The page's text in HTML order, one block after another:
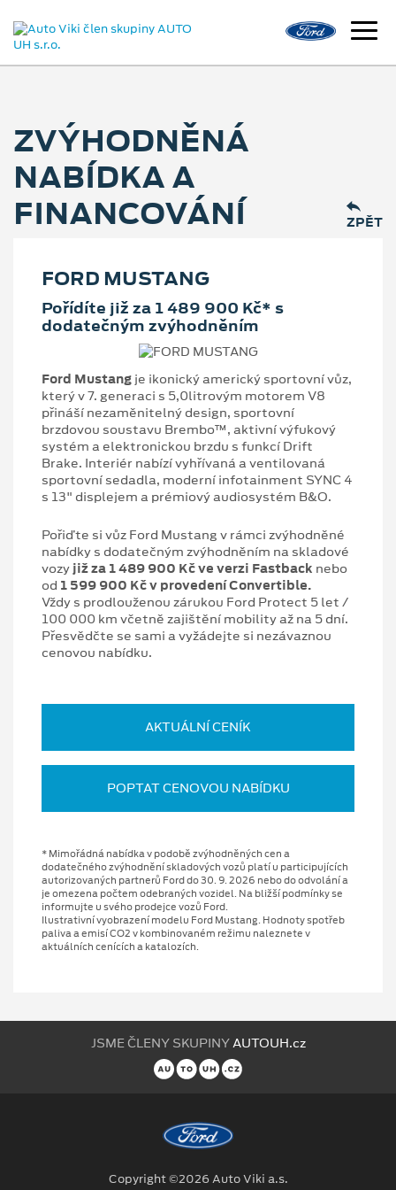
ZVÝHODNĚNÁ
NABÍDKA A
FINANCOVÁNÍ
ZPĚT
FORD MUSTANG
Pořídíte již za 1 489 900 Kč* s
dodatečným zvýhodněním
Ford Mustang je ikonický americký sportovní vůz,
který v 7. generaci s 5,0litrovým motorem V8
přináší nezaměnitelný design, sportovní
brzdovou soustavu Brembo™, aktivní výfukový
systém a elektronickou brzdu s funkcí Drift
Brake. Interiér nabízí vyhřívaná a ventilovaná
sportovní sedadla, moderní infotainment SYNC 4
s 13" displejem a prémiový audiosystém B&O.
Pořiďte si vůz Ford Mustang v rámci zvýhodněné
nabídky s dodatečným zvýhodněním na skladové
vozyjiž za 1 489 900 Kč ve verzi Fastback nebo
od 1 599 900 Kč v provedení Convertible.
Vždy s prodlouženou zárukou Ford Protect 5 let /
100 000 km včetně zajištění mobility až na 5 dní.
Přesvědčte se sami a vyžádejte si nezávaznou
cenovou nabídku.
AKTUÁLNÍ CENÍK
POPTAT CENOVOU NABÍDKU
* Mimořádná nabídka v podobě zvýhodněných cen a
dodatečného zvýhodnění skladových vozů platí u participujících
autorizovaných partnerů Ford do 30. 9. 2026 nebo do odvolání a
je omezena počtem odebraných vozidel. Na bližší podmínky se
informujte u svého prodejce vozů Ford.
Ilustrativní vyobrazení modelu Ford Mustang. Hodnoty spotřeb
paliva a emisí CO2 v kombinovaném režimu naleznete v
aktuálních cenících a katalozích.
JSME ČLENY SKUPINYAUTOUH.cz
Copyright ©2026 Auto Viki a.s.